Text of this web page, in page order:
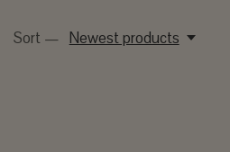
Sort — Newest products